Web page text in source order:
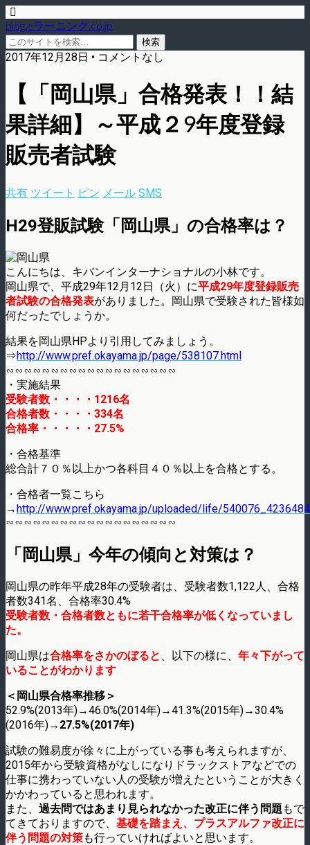
blog.eラーニング.co.jp
2017年12月28日 • コメントなし
【「岡山県」合格発表！！結
果詳細】～平成２9年度登録
販売者試験
共有 ツイート ピン メール SMS
H29登販試験「岡山県」の合格率は？
こんにちは、キバンインターナショナルの小林です。
岡山県で、平成29年12月12日（火）に平成29年度登録販売
者試験の合格発表がありました。岡山県で受験された皆様如
何だったでしょうか。
結果を岡山県HPより引用してみましょう。
⇒http://www.pref.okayama.jp/page/538107.html
∽∽∽∽∽∽∽∽∽∽∽∽∽∽∽∽∽∽∽
・実施結果
受験者数・・・・1216名
合格者数・・・・334名
合格率・・・・・27.5%
・合格基準
総合計７０％以上かつ各科目４０％以上を合格とする。
・合格者一覧こちら
→http://www.pref.okayama.jp/uploaded/life/
∽∽∽∽∽∽∽∽∽∽∽∽∽∽∽∽∽∽∽
「岡山県」今年の傾向と対策は？
岡山県の昨年平成28年の受験者は、受験者数1,122人、合格
者数341名、合格率30.4%
受験者数・合格者数ともに若干合格率が低くなっていまし
た。
岡山県は合格率をさかのぼると 、以下の様に、 年々下がって
いることがわかります
＜岡山県合格率推移＞
52.9%(2013年)→46.0%(2014年)→41.3%(2015年)→30.4%
(2016年)→ 27.5%(2017年)
試験の難易度が徐々に上がっている事も考えられますが、
2015年から受験資格がなしになりドラックストアなどでの
仕事に携わっていない人の受験が増えたということが大きく
かかわっていると思われます。
また、 過去問ではあまり見られなかった改正に伴う問題 もで
てきておりますので、 基礎を踏まえ、プラスアルファ改正に
伴う問題の対策も行っていければよいと思います。